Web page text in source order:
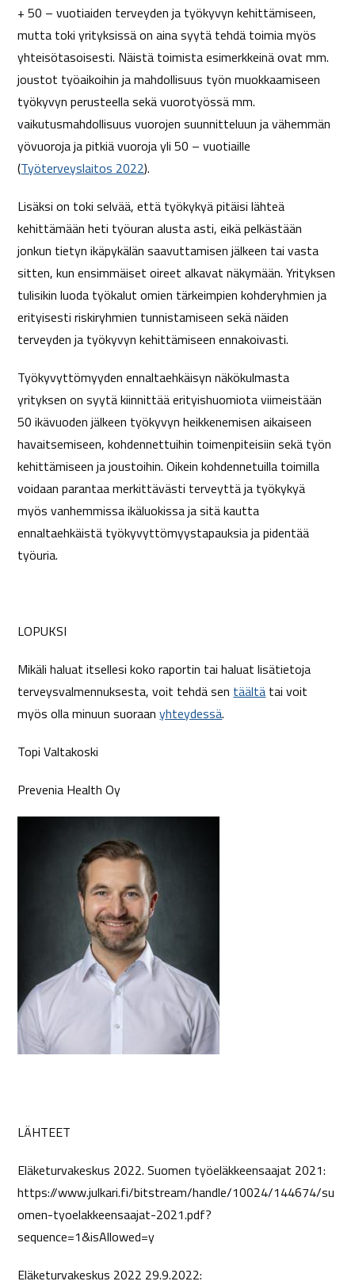
+ 50 – vuotiaiden terveyden ja työkyvyn kehittämiseen,
mutta toki yrityksissä on aina syytä tehdä toimia myös
yhteisötasoisesti. Näistä toimista esimerkkeinä ovat mm.
joustot työaikoihin ja mahdollisuus työn muokkaamiseen
työkyvyn perusteella sekä vuorotyössä mm.
vaikutusmahdollisuus vuorojen suunnitteluun ja vähemmän
yövuoroja ja pitkiä vuoroja yli 50 – vuotiaille
(Työterveyslaitos 2022).
Lisäksi on toki selvää, että työkykyä pitäisi lähteä
kehittämään heti työuran alusta asti, eikä pelkästään
jonkun tietyn ikäpykälän saavuttamisen jälkeen tai vasta
sitten, kun ensimmäiset oireet alkavat näkymään. Yrityksen
tulisikin luoda työkalut omien tärkeimpien kohderyhmien ja
erityisesti riskiryhmien tunnistamiseen sekä näiden
terveyden ja työkyvyn kehittämiseen ennakoivasti.
Työkyvyttömyyden ennaltaehkäisyn näkökulmasta
yrityksen on syytä kiinnittää erityishuomiota viimeistään
50 ikävuoden jälkeen työkyvyn heikkenemisen aikaiseen
havaitsemiseen, kohdennettuihin toimenpiteisiin sekä työn
kehittämiseen ja joustoihin. Oikein kohdennetuilla toimilla
voidaan parantaa merkittävästi terveyttä ja työkykyä
myös vanhemmissa ikäluokissa ja sitä kautta
ennaltaehkäistä työkyvyttömyystapauksia ja pidentää
työuria.
LOPUKSI
Mikäli haluat itsellesi koko raportin tai haluat lisätietoja
terveysvalmennuksesta, voit tehdä sen täältä tai voit
myös olla minuun suoraanyhteydessä.
Topi Valtakoski
Prevenia Health Oy
LÄHTEET
Eläketurvakeskus 2022. Suomen työeläkkeensaajat 2021:
https://www.julkari.fi/bitstream/handle/10024/144674/su
omen-tyoelakkeensaajat-2021.pdf?
sequence=1&isAllowed=y
Eläketurvakeskus 2022 29.9.2022: